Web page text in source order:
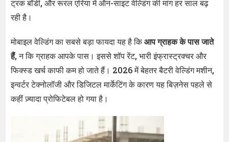
ट्रक बॉडी, और रूरल एरिया में ऑन-साइट वेल्डिंग की मांग हर साल बढ़
रही है।
मोबाइल वेल्डिंग का सबसे बड़ा फायदा यह है किआप ग्राहक के पास जाते
हैं, न कि ग्राहक आपके पास। इससे शॉप रेंट, भारी इंफ्रास्ट्रक्चर और
फिक्स्ड खर्च काफी कम हो जाते हैं। 2026 में बेहतर बैटरी वेल्डिंग मशीन,
इन्वर्टर टेक्नोलॉजी और डिजिटल मार्केटिंग के कारण यह बिज़नेस पहले से
कहीं ज़्यादा प्रोफिटेबल हो गया है।